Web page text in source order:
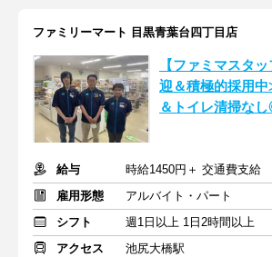
ファミリーマート 目黒青葉台四丁目店
【ファミマスタ
迎＆積極的採用
＆トイレ清掃な
給与
時給1450円＋ 交通費支給
雇用形態
アルバイト・パート
シフト
週1日以上 1日2時間以上
アクセス
池尻大橋駅